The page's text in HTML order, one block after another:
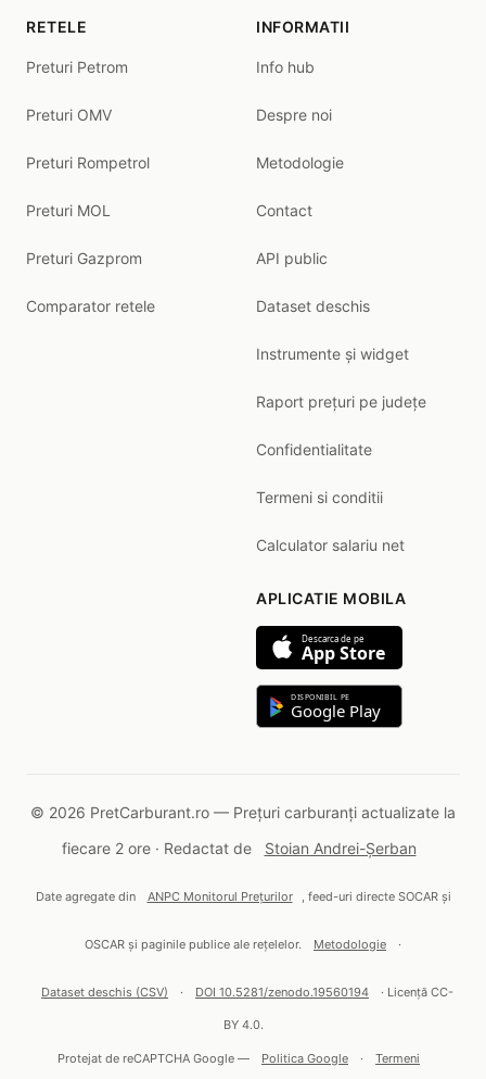
RETELE
Preturi Petrom
Preturi OMV
Preturi Rompetrol
Preturi MOL
Preturi Gazprom
Comparator retele
INFORMATII
Info hub
Despre noi
Metodologie
Contact
API public
Dataset deschis
Instrumente și widget
Raport prețuri pe județe
Confidentialitate
Termeni si conditii
Calculator salariu net
APLICATIE MOBILA
Descarca de pe
App Store
DISPONIBIL PE
Google Play
© 2026 PretCarburant.ro — Prețuri carburanți actualizate la
fiecare 2 ore · Redactat de
Stoian Andrei-Șerban
Date agregate din ANPC Monitorul Prețurilor , feed-uri directe SOCAR și
OSCAR și paginile publice ale rețelelor. Metodologie ·
Dataset deschis (CSV) · DOI 10.5281/zenodo.19560194 · Licență CC-
BY 4.0.
Protejat de reCAPTCHA Google — Politica Google · Termeni